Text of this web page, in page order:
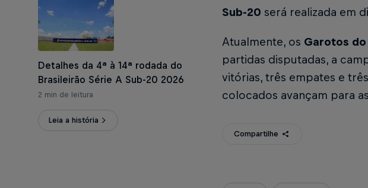
Detalhes da 4ª à 14ª rodada do
Brasileirão Série A Sub-20 2026
2 min de leitura
Leia a história
Sub-20 será realizada em
Atualmente, os Garotos do
partidas disputadas, a
vitórias, três empates e
colocados avançam para
Compartilhe